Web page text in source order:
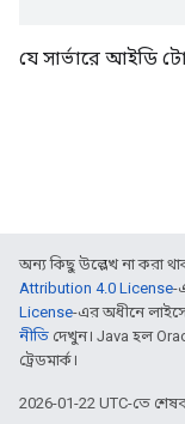
যে সার্ভারে আইডি
অন্য কিছু উল্লেখ না করা
Attribution 4.0 License-
License-এর অধীনে
নীতি দেখুন। Java হল
ট্রেডমার্ক।
2026-01-22 UTC-তে